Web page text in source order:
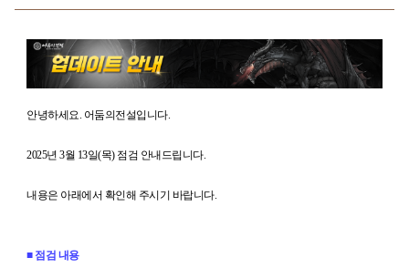
안녕하세요. 어둠의전설입니다.
2025년 3월 13일(목) 점검 안내드립니다.
내용은 아래에서 확인해 주시기 바랍니다.
■ 점검 내용